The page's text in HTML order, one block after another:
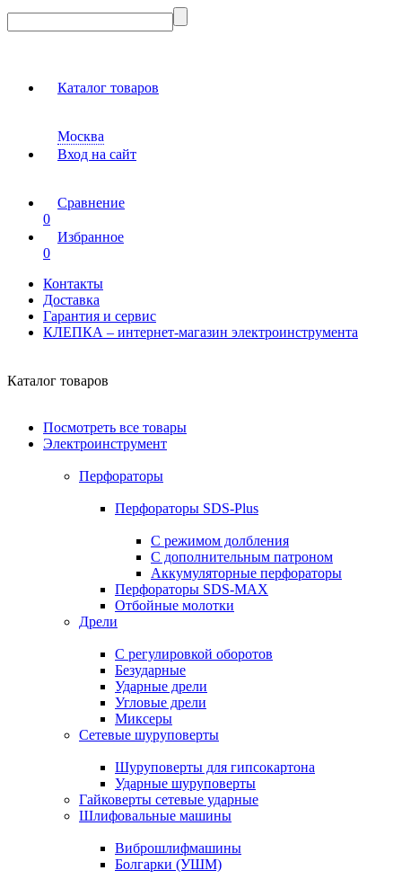
Каталог товаров
Москва
Вход на сайт
Сравнение
0
Избранное
0
Контакты
Доставка
Гарантия и сервис
КЛЕПКА – интернет-магазин электроинструмента
Каталог товаров
Посмотреть все товары
Электроинструмент
Перфораторы
Перфораторы SDS-Plus
С режимом долбления
С дополнительным патроном
Аккумуляторные перфораторы
Перфораторы SDS-MAX
Отбойные молотки
Дрели
С регулировкой оборотов
Безударные
Ударные дрели
Угловые дрели
Миксеры
Сетевые шуруповерты
Шуруповерты для гипсокартона
Ударные шуруповерты
Гайковерты сетевые ударные
Шлифовальные машины
Виброшлифмашины
Болгарки (УШМ)